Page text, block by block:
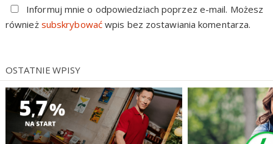
Informuj mnie o odpowiedziach poprzez e-mail. Możesz
również subskrybowaćwpis bez zostawiania komentarza.
OSTATNIE WPISY